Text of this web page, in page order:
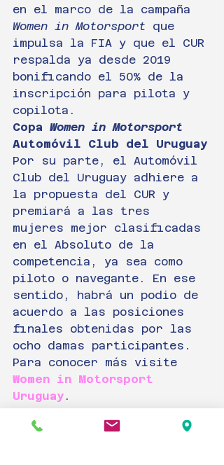
en el marco de la campaña
Women in Motorsport que
impulsa la FIA y que el CUR
respalda ya desde 2019
bonificando el 50% de la
inscripción para pilota y
copilota.
Copa Women in Motorsport
Automóvil Club del Uruguay
Por su parte, el Automóvil
Club del Uruguay adhiere a
la propuesta del CUR y
premiará a las tres
mujeres mejor clasificadas
en el Absoluto de la
competencia, ya sea como
piloto o navegante. En ese
sentido, habrá un podio de
acuerdo a las posiciones
finales obtenidas por las
ocho damas participantes.
Para conocer más visite
Women in Motorsport
Uruguay .